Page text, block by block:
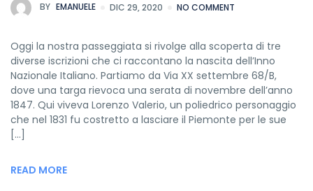
BY EMANUELE DIC 29, 2020 NO COMMENT
Oggi la nostra passeggiata si rivolge alla scoperta di tre
diverse iscrizioni che ci raccontano la nascita dell’Inno
Nazionale Italiano. Partiamo da Via XX settembre 68/B,
dove una targa rievoca una serata di novembre dell’anno
1847. Qui viveva Lorenzo Valerio, un poliedrico personaggio
che nel 1831 fu costretto a lasciare il Piemonte per le sue
[…]
READ MORE